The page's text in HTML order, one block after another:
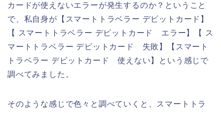
カードが使えないエラーが発生するのか？ということ
で、私自身が【スマートトラベラー デビットカード】
【 スマートトラベラー デビットカード エラー】【 ス
マートトラベラー デビットカード 失敗】【スマート
トラベラー デビットカード 使えない】という感じで
調べてみました。
そのような感じで色々と調べていくと、スマートトラ